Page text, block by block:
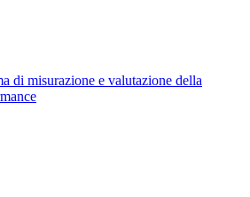
di misurazione e valutazione della